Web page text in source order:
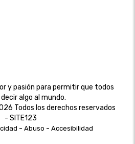
y pasión para permitir que todos
algo al mundo.
Todos los derechos reservados
- SITE123
- Abuso - Accesibilidad